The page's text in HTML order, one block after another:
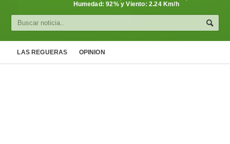
Cultura
Humedad: 92% y Viento: 2.24 Km/h
LAS REGUERAS OPINION